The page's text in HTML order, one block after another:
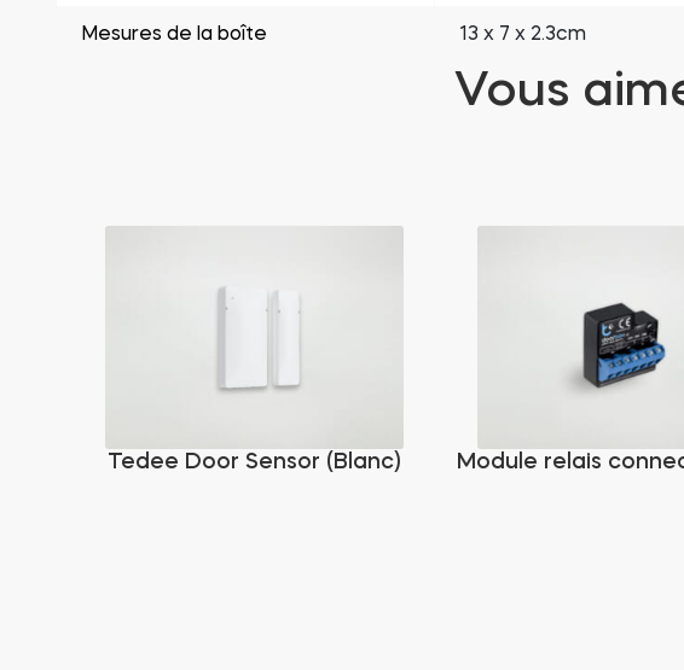
Mesures de la boîte 13 x 7 x 2.3cm
Vous
Tedee Door Sensor (Blanc) Module relais